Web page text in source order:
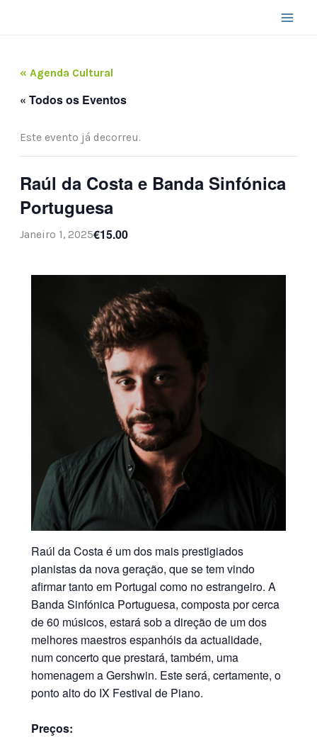
« Agenda Cultural
« Todos os Eventos
Este evento já decorreu.
Raúl da Costa e Banda Sinfónica
Portuguesa
Janeiro 1, 2025€15.00
Raúl da Costa é um dos mais prestigiados
pianistas da nova geração, que se tem vindo
afirmar tanto em Portugal como no estrangeiro. A
Banda Sinfónica Portuguesa, composta por cerca
de 60 músicos, estará sob a direção de um dos
melhores maestros espanhóis da actualidade,
num concerto que prestará, também, uma
homenagem a Gershwin. Este será, certamente, o
ponto alto do IX Festival de Piano.
Preços: